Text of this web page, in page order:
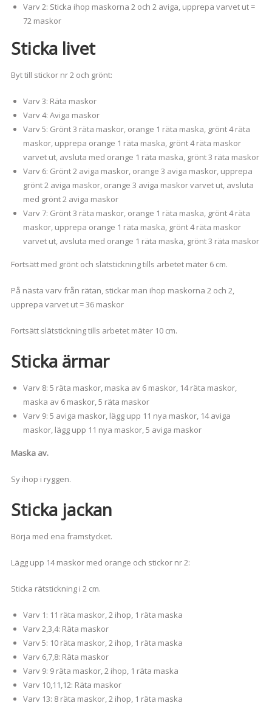
Varv 2: Sticka ihop maskorna 2 och 2 aviga, upprepa varvet ut =
72 maskor
Sticka livet
Byt till stickor nr 2 och grönt:
Varv 3: Räta maskor
Varv 4: Aviga maskor
Varv 5: Grönt 3 räta maskor, orange 1 räta maska, grönt 4 räta
maskor, upprepa orange 1 räta maska, grönt 4 räta maskor
varvet ut, avsluta med orange 1 räta maska, grönt 3 räta maskor
Varv 6: Grönt 2 aviga maskor, orange 3 aviga maskor, upprepa
grönt 2 aviga maskor, orange 3 aviga maskor varvet ut, avsluta
med grönt 2 aviga maskor
Varv 7: Grönt 3 räta maskor, orange 1 räta maska, grönt 4 räta
maskor, upprepa orange 1 räta maska, grönt 4 räta maskor
varvet ut, avsluta med orange 1 räta maska, grönt 3 räta maskor
Fortsätt med grönt och slätstickning tills arbetet mäter 6 cm.
På nästa varv från rätan, stickar man ihop maskorna 2 och 2,
upprepa varvet ut = 36 maskor
Fortsätt slätstickning tills arbetet mäter 10 cm.
Sticka ärmar
Varv 8: 5 räta maskor, maska av 6 maskor, 14 räta maskor,
maska av 6 maskor, 5 räta maskor
Varv 9: 5 aviga maskor, lägg upp 11 nya maskor, 14 aviga
maskor, lägg upp 11 nya maskor, 5 aviga maskor
Maska av.
Sy ihop i ryggen.
Sticka jackan
Börja med ena framstycket.
Lägg upp 14 maskor med orange och stickor nr 2:
Sticka rätstickning i 2 cm.
Varv 1: 11 räta maskor, 2 ihop, 1 räta maska
Varv 2,3,4: Räta maskor
Varv 5: 10 räta maskor, 2 ihop, 1 räta maska
Varv 6,7,8: Räta maskor
Varv 9: 9 räta maskor, 2 ihop, 1 räta maska
Varv 10,11,12: Räta maskor
Varv 13: 8 räta maskor, 2 ihop, 1 räta maska